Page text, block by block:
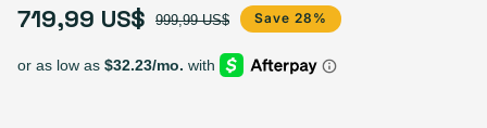
Precio de oferta
719,99 US$
Precio habitual 999,99 US$ Save 28%